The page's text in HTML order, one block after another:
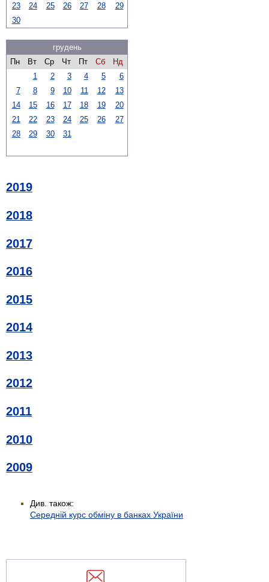
23 24 25 26 27 28
29
30
грудень
Пн
Вт Ср Чт Пт Сб
Нд
1
2 3 4 5
6
7
8 9 10 11 12
13
14
15 16 17 18 19
20
21
22 23 24 25 26
27
28
29 30 31
2019
2018
2017
2016
2015
2014
2013
2012
2011
2010
2009
Див. також:
Середній курс обміну в банках України